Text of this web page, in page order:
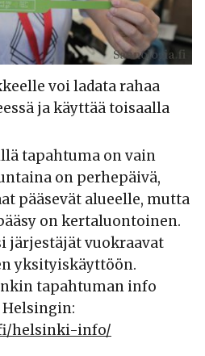
voi ladata rahaa
ja käyttää toisaalla
tapahtuma on vain
on perhepäivä,
pääsevät alueelle, mutta
on kertaluontoinen.
järjestäjät vuokraavat
yksityiskäyttöön.
tapahtuman info
helsinki-info/